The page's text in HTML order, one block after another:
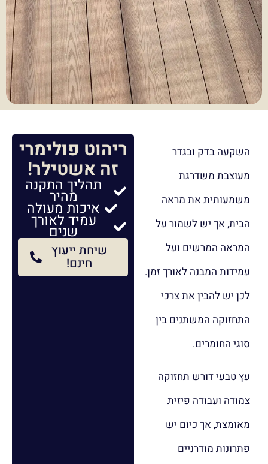
השקעה בדק ובגדר
מעוצבת משדרגת
משמעותית את מראה
הבית, אך יש לשמור על
המראה המרשים ועל
עמידות המבנה לאורך זמן.
לכן יש להבין את צרכי
התחזוקה המשתנים בין
סוגי החומרים.
עץ טבעי דורש תחזוקה
צמודה ועבודה פיזית
מאומצת, אך כיום יש
פתרונות מודרניים
ריהוט פולימרי
זה אשטילר!
תהליך התקנה
מהיר
איכות מעולה
עמיד לאורך
שנים
שיחת ייעוץ
חינם!